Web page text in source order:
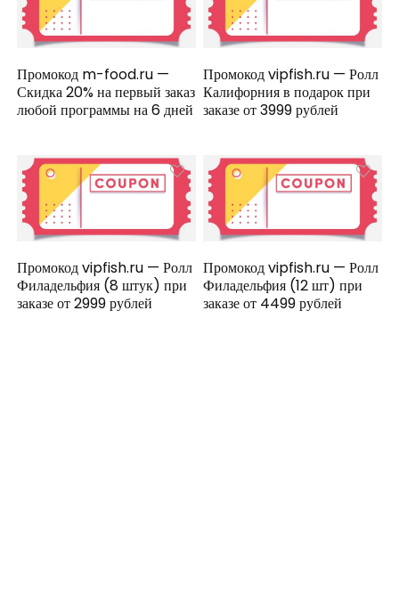
Промокод m-food.ru —
Скидка 20% на первый заказ
любой программы на 6 дней
Промокод vipfish.ru — Ролл
Калифорния в подарок при
заказе от 3999 рублей
Промокод vipfish.ru — Ролл
Филадельфия (8 штук) при
заказе от 2999 рублей
Промокод vipfish.ru — Ролл
Филадельфия (12 шт) при
заказе от 4499 рублей